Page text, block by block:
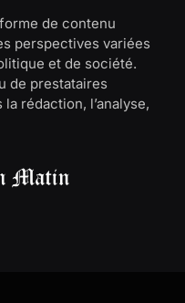
de contenu
perspectives variées
et de société.
de prestataires
rédaction, l’analyse,